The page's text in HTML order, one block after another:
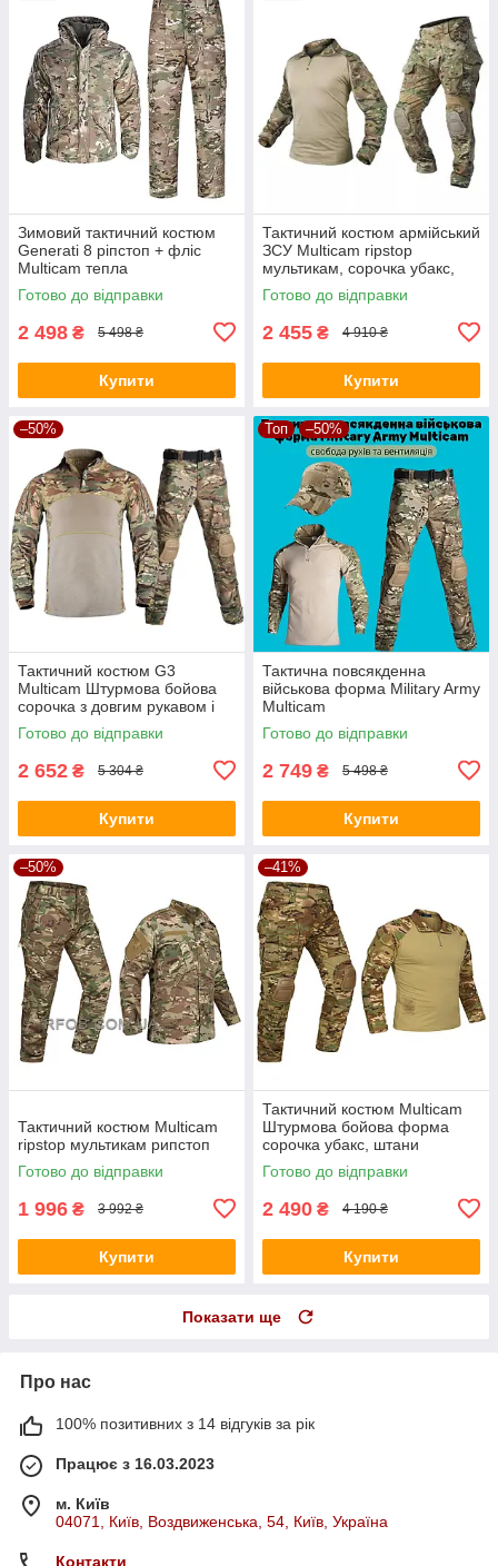
Зимовий тактичний костюм
Generati 8 ріпстоп + фліс
Multicam тепла
водоотталкивающая форма
мультикам
Готово до відправки
2 498 ₴ 5 498 ₴
Купити
Тактичний костюм армійський
ЗСУ Multicam ripstop
мультикам, сорочка убакс,
штани спандекс з
наколінниками
Готово до відправки
2 455 ₴ 4 910 ₴
Купити
–50%
Тактичний костюм G3
Multicam Штурмова бойова
сорочка з довгим рукавом і
штани з наколінниками,
мультикам
Готово до відправки
2 652 ₴ 5 304 ₴
Купити
Топ –50%
Тактична повсякденна
військова форма Military Army
Multicam
Готово до відправки
2 749 ₴ 5 498 ₴
Купити
–50%
Тактичний костюм Мulticam
ripstop мультикам рипстоп
Готово до відправки
1 996 ₴ 3 992 ₴
Купити
–41%
Тактичний костюм Multicam
Штурмова бойова форма
сорочка убакс, штани
мультикам із наколінниками,
спандекс
Готово до відправки
2 490 ₴ 4 190 ₴
Купити
Показати ще
Про нас
100% позитивних з 14 відгуків за рік
Працює з 16.03.2023
м. Київ
04071, Київ, Воздвиженська, 54, Київ, Україна
Контакти